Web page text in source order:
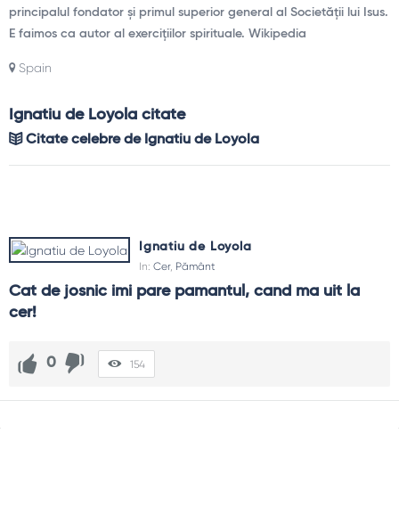
principalul fondator și primul superior general al Societății lui Isus.
E faimos ca autor al exercițiilor spirituale. Wikipedia
Spain
Ignatiu de Loyola citate
Citate celebre de Ignatiu de Loyola
Ignatiu de Loyola
In: Cer, Pământ
Cat de josnic imi pare pamantul, cand ma uit la
cer!
0 154